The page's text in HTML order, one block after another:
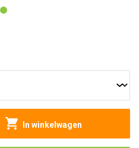
In winkelwagen